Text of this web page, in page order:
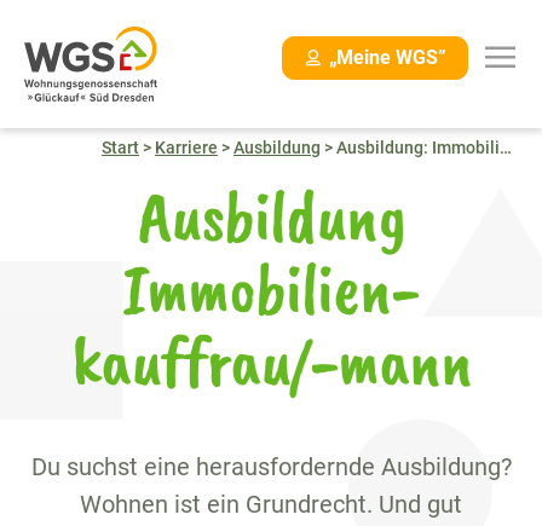
Navigation„Meine WGS”
Start > Karriere >Ausbildung > Ausbildung: Immobilienkauffrau/-mann
Ausbildung
Immobilien­
kauffrau/-mann
Du suchst eine herausfordernde Ausbildung?
Wohnen ist ein Grundrecht. Und gut